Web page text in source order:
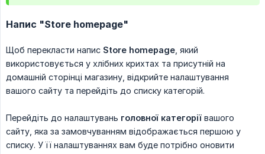
Напис "Store homepage"
Щоб перекласти напис Store homepage , який
використовується у хлібних крихтах та присутній на
домашній сторінці магазину, відкрийте налаштування
вашого сайту та перейдіть до списку категорій.
Перейдіть до налаштувань головної категорії вашого
сайту, яка за замовчуванням відображається першою у
списку. У її налаштуваннях вам буде потрібно оновити